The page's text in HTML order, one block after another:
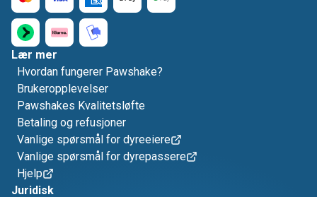
Lær mer
Hvordan fungerer Pawshake?
Brukeropplevelser
Pawshakes Kvalitetsløfte
Betaling og refusjoner
Vanlige spørsmål for dyreeiere
Vanlige spørsmål for dyrepassere
Hjelp
Juridisk